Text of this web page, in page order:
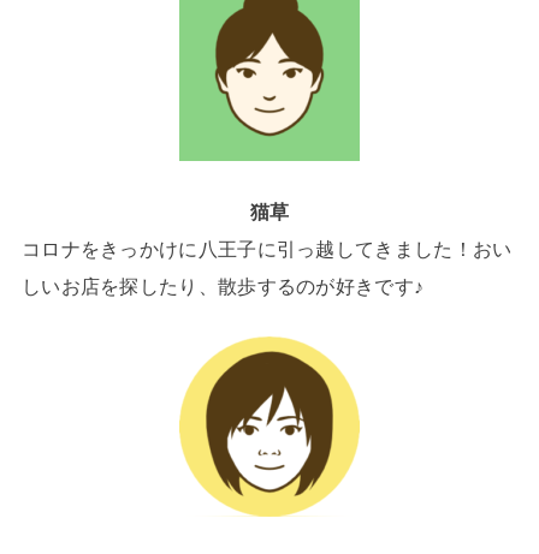
猫草
コロナをきっかけに八王子に引っ越してきました！おい
しいお店を探したり、散歩するのが好きです♪